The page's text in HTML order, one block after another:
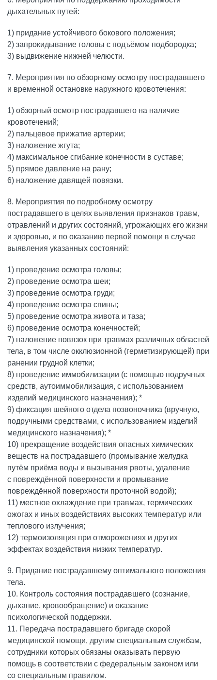
дыхательных путей:
1) придание устойчивого бокового положения;
2) запрокидывание головы с подъёмом подбородка;
3) выдвижение нижней челюсти.
7. Мероприятия по обзорному осмотру пострадавшего
и временной остановке наружного кровотечения:
1) обзорный осмотр пострадавшего на наличие
кровотечений;
2) пальцевое прижатие артерии;
3) наложение жгута;
4) максимальное сгибание конечности в суставе;
5) прямое давление на рану;
6) наложение давящей повязки.
8. Мероприятия по подробному осмотру
пострадавшего в целях выявления признаков травм,
отравлений и других состояний, угрожающих его жизни
и здоровью, и по оказанию первой помощи в случае
выявления указанных состояний:
1) проведение осмотра головы;
2) проведение осмотра шеи;
3) проведение осмотра груди;
4) проведение осмотра спины;
5) проведение осмотра живота и таза;
6) проведение осмотра конечностей;
7) наложение повязок при травмах различных областей
тела, в том числе окклюзионной (герметизирующей) при
ранении грудной клетки;
8) проведение иммобилизации (с помощью подручных
средств, аутоиммобилизация, с использованием
изделий медицинского назначения); *
9) фиксация шейного отдела позвоночника (вручную,
подручными средствами, с использованием изделий
медицинского назначения); *
10) прекращение воздействия опасных химических
веществ на пострадавшего (промывание желудка
путём приёма воды и вызывания рвоты, удаление
с повреждённой поверхности и промывание
повреждённой поверхности проточной водой);
11) местное охлаждение при травмах, термических
ожогах и иных воздействиях высоких температур или
теплового излучения;
12) термоизоляция при отморожениях и других
эффектах воздействия низких температур.
9. Придание пострадавшему оптимального положения
тела.
10. Контроль состояния пострадавшего (сознание,
дыхание, кровообращение) и оказание
психологической поддержки.
11. Передача пострадавшего бригаде скорой
медицинской помощи, другим специальным службам,
сотрудники которых обязаны оказывать первую
помощь в соответствии с федеральным законом или
со специальным правилом.